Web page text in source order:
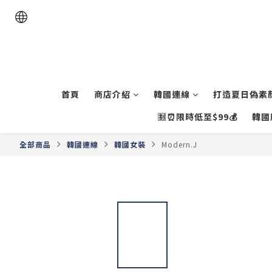
首頁 商店介紹 韓國連線
打造夏日偽
🈹⏰限時低至$99💰
韓
全部商品 韓國連線 韓國女裝 Modern.J